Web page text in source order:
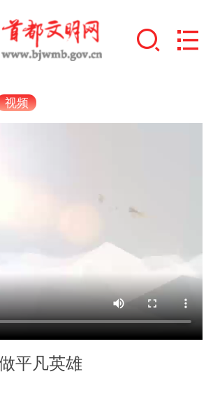
+
+
基金
视频
平凡英雄